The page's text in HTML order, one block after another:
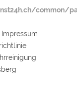
common/
Impressum